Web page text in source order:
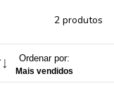
2 produtos
Ordenar por:
Mais vendidos